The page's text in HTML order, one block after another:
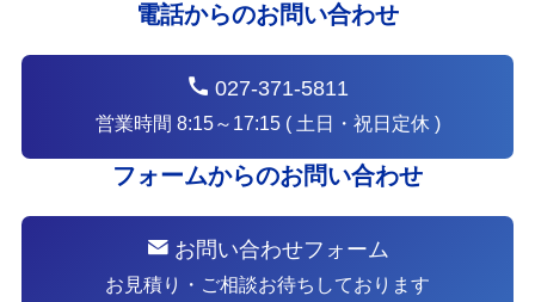
電話からのお問い合わせ
027-371-5811
営業時間 8:15～17:15 ( 土日・祝日定休 )
フォームからのお問い合わせ
お問い合わせフォーム
お見積り・ご相談お待ちしております